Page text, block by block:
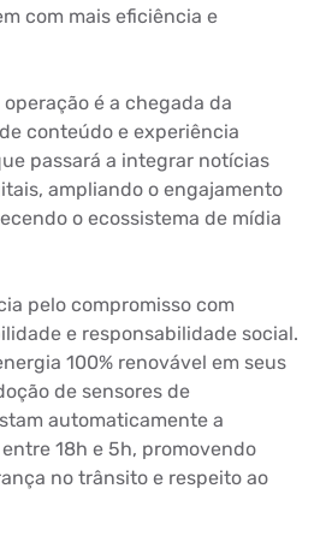
com mais eficiência e
é a chegada da
conteúdo e experiência
passará a integrar notícias
ampliando o engajamento
o ecossistema de mídia
pelo compromisso com
e responsabilidade social.
100% renovável em seus
de sensores de
automaticamente a
18h e 5h, promovendo
no trânsito e respeito ao